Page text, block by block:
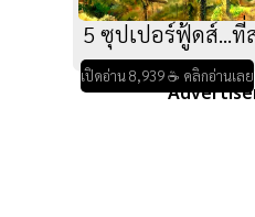
5 ซุปเปอร์ฟู้ดส์...ที่
เปิดอ่าน 8,939 ☕ คลิกอ่านเลย